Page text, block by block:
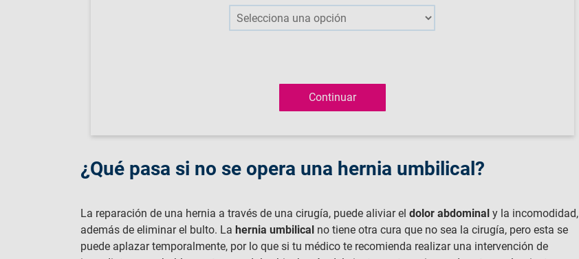
¿Qué pasa si no se opera una hernia umbilical?
La reparación de una hernia a través de una cirugía, puede aliviar el dolor abdominal y la incomodidad,
además de eliminar el bulto. La hernia umbilical no tiene otra cura que no sea la cirugía, pero esta se
puede aplazar temporalmente, por lo que si tu médico te recomienda realizar una intervención de